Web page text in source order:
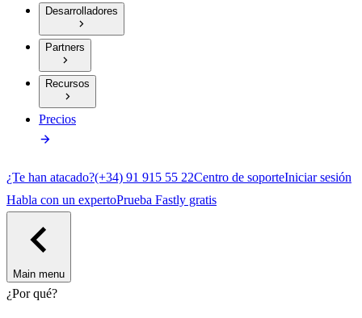
Desarrolladores
Partners
Recursos
Precios
¿Te han atacado?(+34) 91 915 55 22Centro de soporteIniciar sesión
Habla con un expertoPrueba Fastly gratis
Main menu
¿Por qué?